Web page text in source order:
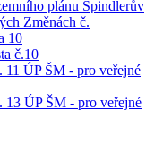
plánu Špindlerův
Změnách č.
10
č.10
11 ÚP ŠM - pro veřejné
13 ÚP ŠM - pro veřejné